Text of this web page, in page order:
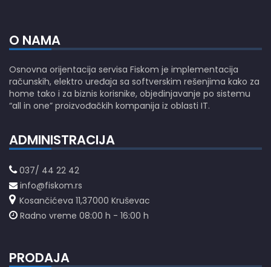
O NAMA
Osnovna orijentacija servisa Fiskom je implementacija
računskih, elektro uređaja sa softverskim rešenjima kako za
home tako i za biznis korisnike, objedinjavanje po sistemu
“all in one” proizvođačkih kompanija iz oblasti IT.
ADMINISTRACIJA
037/ 44 22 42
info@fiskom.rs
Kosančićeva 11,37000 Kruševac
Radno vreme 08:00 h - 16:00 h
PRODAJA